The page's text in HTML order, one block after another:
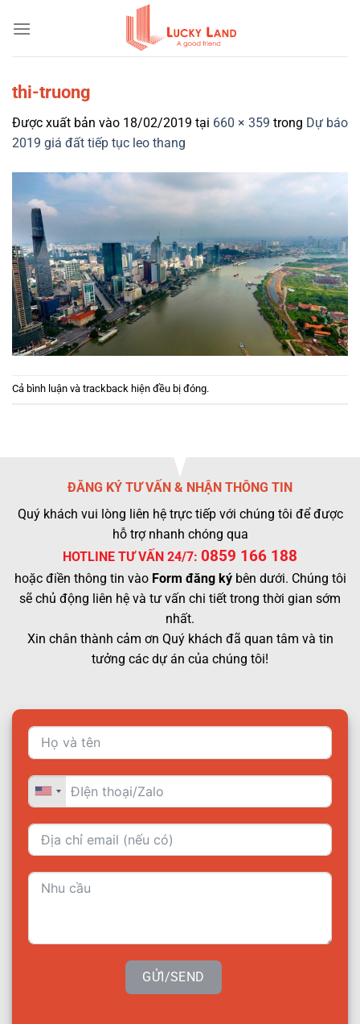
qua
thi-truong
Được xuất bản vào 18/02/2019 tại 660 × 359 trong Dự báo
2019 giá đất tiếp tục leo thang
Cả bình luận và trackback hiện đều bị đóng.
ĐĂNG KÝ TƯ VẤN & NHẬN THÔNG TIN
Quý khách vui lòng liên hệ trực tiếp với chúng tôi để được
hỗ trợ nhanh chóng qua
HOTLINE TƯ VẤN 24/7: 0859 166 188
hoặc điền thông tin vào Form đăng kýbên dưới. Chúng tôi
sẽ chủ động liên hệ và tư vấn chi tiết trong thời gian sớm
nhất.
Xin chân thành cảm ơn Quý khách đã quan tâm và tin
tưởng các dự án của chúng tôi!
GỬI/SEND